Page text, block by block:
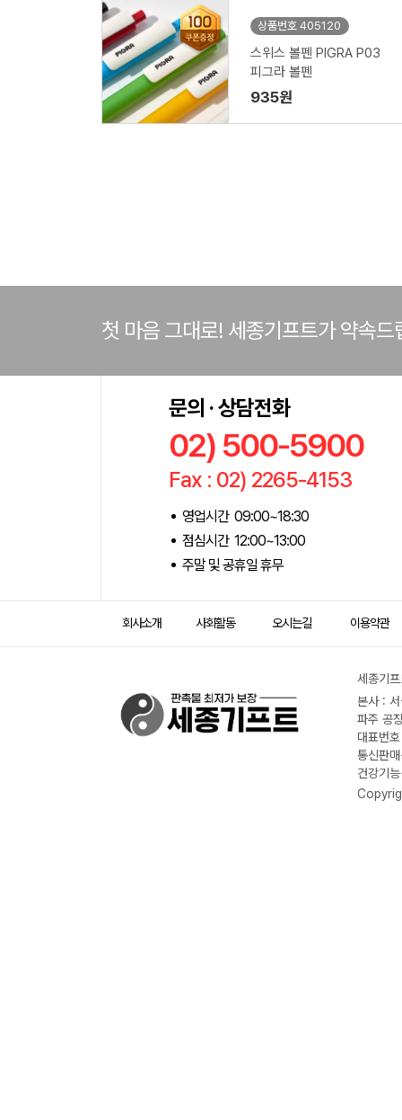
상품번호 405120
스위스 볼펜 PIGRA P03
피그라 볼펜
935원
첫 마음 그대로! 세종기프트가 약속드
문의 · 상담전화
02) 500-5900
Fax : 02) 2265-4153
영업시간 09:00~18:30
점심시간 12:00~13:00
주말 및 공휴일 휴무
회사소개 사회활동 오시는길 이용약관
세종기
본사 :
파주 공
대표번
통신판
건강기